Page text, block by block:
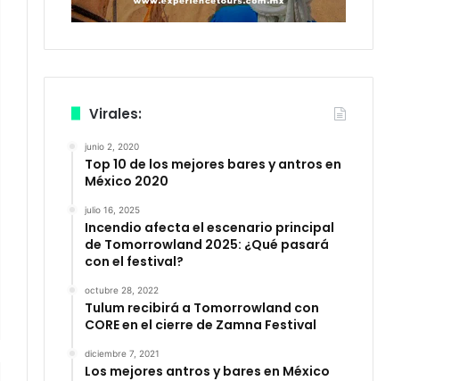
Virales:
junio 2, 2020
Top 10 de los mejores bares y antros en
México 2020
julio 16, 2025
Incendio afecta el escenario principal
de Tomorrowland 2025: ¿Qué pasará
con el festival?
octubre 28, 2022
Tulum recibirá a Tomorrowland con
CORE en el cierre de Zamna Festival
diciembre 7, 2021
Los mejores antros y bares en México